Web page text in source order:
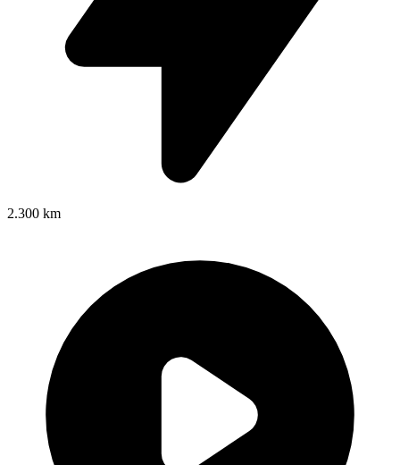
2.300 km